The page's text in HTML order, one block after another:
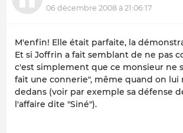
06 décembre 2008 à 21:06:17
M'enfin! Elle était parfaite, la
Et si Joffrin a fait semblant de ne pas
c'est simplement que ce monsieur ne
fait une connerie", même quand on lui
dedans (voir par exemple sa défense
l'affaire dite "Siné").